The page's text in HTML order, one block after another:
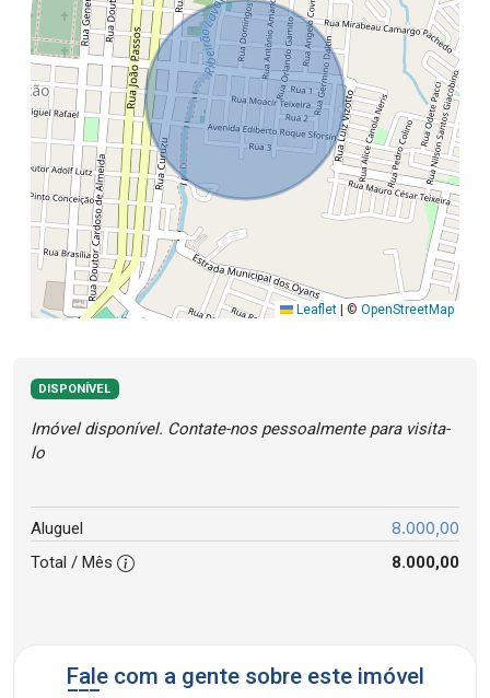
Leaflet | © OpenStreetMap
DISPONÍVEL
Imóvel disponível. Contate-nos pessoalmente para visita-
lo
Aluguel 8.000,00
Total / Mês 8.000,00
Fale com a gente sobre este imóvel